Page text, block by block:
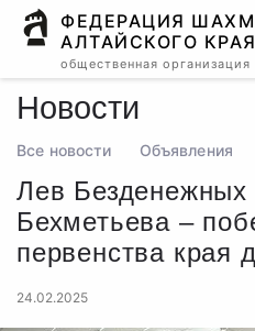
ФЕДЕРАЦИЯ
АЛТАЙСКОГО КРАЯ
общественная организация
Новости
Все новости Объявления
Лев Безденежных
Бехметьева –
первенства края
24.02.2025